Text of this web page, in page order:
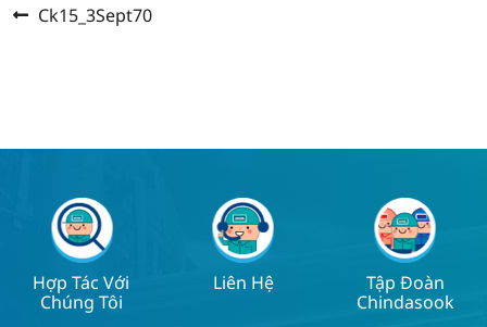
PostPrevious
Ck15_3Sept70
Hợp Tác Với
Chúng Tôi
Liên Hệ Tập Đoàn
Chindasook